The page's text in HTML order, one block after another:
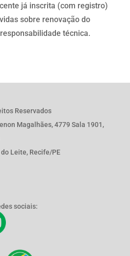
já inscrita (com registro)
sobre renovação do
técnica.
Reservados
Magalhães, 4779 Sala 1901,
Leite, Recife/PE
sociais: